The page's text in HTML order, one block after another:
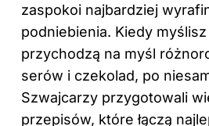
zaspokoi najbardziej
podniebienia. Kiedy
przychodzą na myśl
serów i czekolad, po
Szwajcarzy przygotowali
przepisów, które łączą